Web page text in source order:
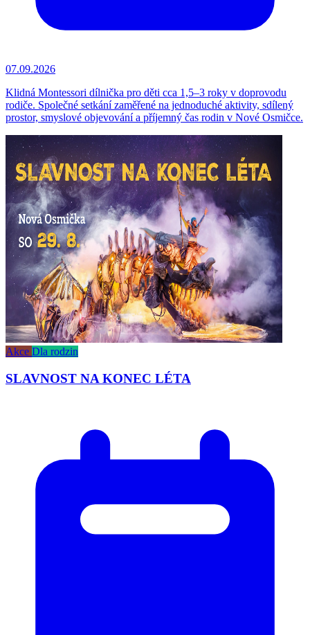
07.09.2026
Klidná Montessori dílnička pro děti cca 1,5–3 roky v doprovodu
rodiče. Společné setkání zaměřené na jednoduché aktivity, sdílený
prostor, smyslové objevování a příjemný čas rodin v Nové Osmičce.
Akce Dla rodzin
SLAVNOST NA KONEC LÉTA